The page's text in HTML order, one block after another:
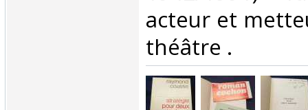
acteur et
théâtre . ‎